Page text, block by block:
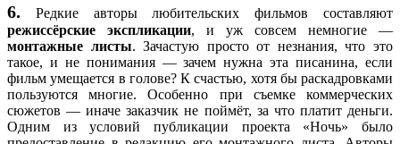
6. Редкие авторы любительских фильмов составляют
режиссёрские экспликации, и уж совсем немногие —
монтажные листы. Зачастую просто от незнания, что это
такое, и не понимания — зачем нужна эта писанина, если
фильм умещается в голове? К счастью, хотя бы раскадровками
пользуются многие. Особенно при съемке коммерческих
сюжетов — иначе заказчик не поймёт, за что платит деньги.
Одним из условий публикации проекта «Ночь» было